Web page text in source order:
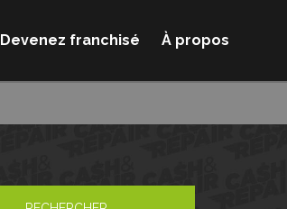
Devenez franchisé À propos